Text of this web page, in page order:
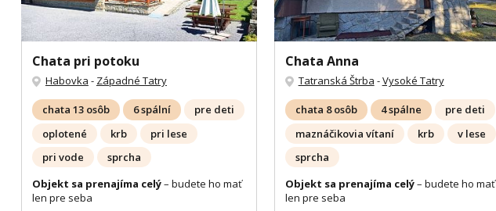
Chata pri potoku
Habovka - Západné Tatry
chata 13 osôb 6 spální
pre deti
oplotené
krb
pri lese
pri vode
sprcha
Objekt sa prenajíma celý– budete ho mať
len pre seba
Chata Anna
Tatranská Štrba -Vysoké Tatry
chata 8 osôb 4 spálne
pre deti
maznáčikovia vítaní
krb
v lese
sprcha
Objekt sa prenajíma celý– budete ho mať
len pre seba